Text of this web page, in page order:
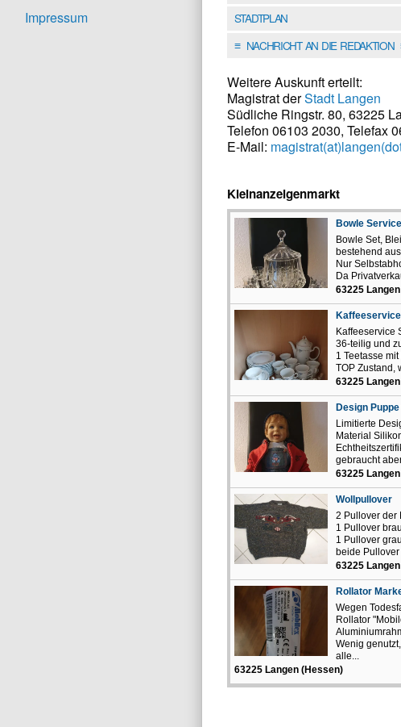
Impressum
STADTPLAN
≡NACHRICHT AN DIE REDAKTION
Weitere Auskunft erteilt:
Magistrat derStadt Langen
Südliche Ringstr. 80, 63225
Telefon 06103 2030, Telefax
E-Mail:
Kleinanzeigenmarkt
Bowle
Bowle Set,
bestehend
Nur
Da
63225
Kaffeeservice
36-teilig und
1 Teetasse
TOP Zustand,
63225
Design
Limitierte
Material
gebraucht
63225
Wollpullover
2 Pullover der
1 Pullover
1 Pullover
beide Pullover
63225
Rollator
Wegen
Rollator
Wenig
alle...
63225 Langen (Hessen)